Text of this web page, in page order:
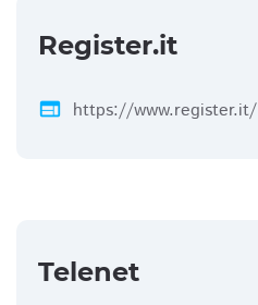
Register.it
web https://www.register.it/
Telenet